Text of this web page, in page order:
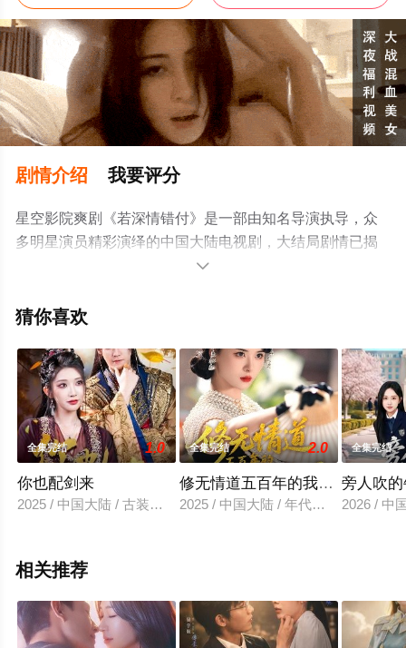
剧情介绍 我要评分
星空影院爽剧《若深情错付》是一部由知名导演执导，众
多明星演员精彩演绎的中国大陆电视剧，大结局剧情已揭
晓（全集），手机免费观看高清无删减完整版电视剧全集
视猫或剧情网等平台了解。

猜你喜欢
全集完结 1.0
你也配剑来
2025 / 中国大陆 / 古装仙侠
全集完结 2.0
修无情道五百年的我下山了
2025 / 中国大陆 / 年代穿越
全集完结
旁人吹
2026 / 中
相关推荐